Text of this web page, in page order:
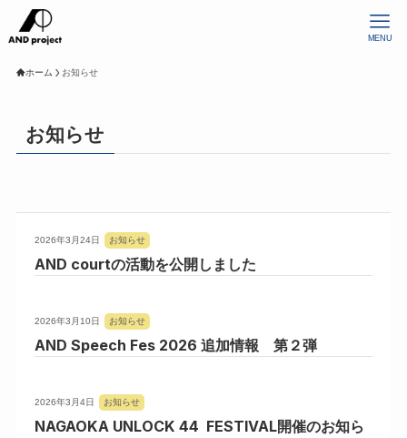
MENU
ホーム お知らせ
お知らせ
2026年3月24日 お知らせ
AND courtの活動を公開しました
2026年3月10日 お知らせ
AND Speech Fes 2026 追加情報 第２弾
2026年3月4日 お知らせ
NAGAOKA UNLOCK 44 FESTIVAL開催のお知ら